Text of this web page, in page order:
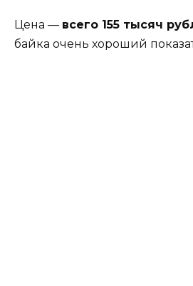
Цена — всего 155 тысяч
байка очень хороший